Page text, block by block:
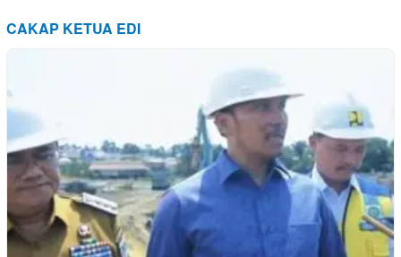
CAKAP KETUA EDI